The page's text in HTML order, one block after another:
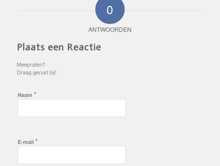
0
ANTWOORDEN
Plaats een Reactie
Meepraten?
Draag gerust bij!
Naam *
E-mail *